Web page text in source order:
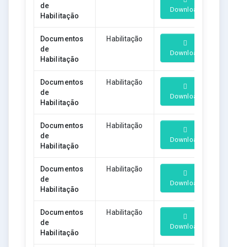
de
Habilitação
Download
Documentos
de
Habilitação
Habilitação
Download
Documentos
de
Habilitação
Habilitação
Download
Documentos
de
Habilitação
Habilitação
Download
Documentos
de
Habilitação
Habilitação
Download
Documentos
de
Habilitação
Habilitação
Download